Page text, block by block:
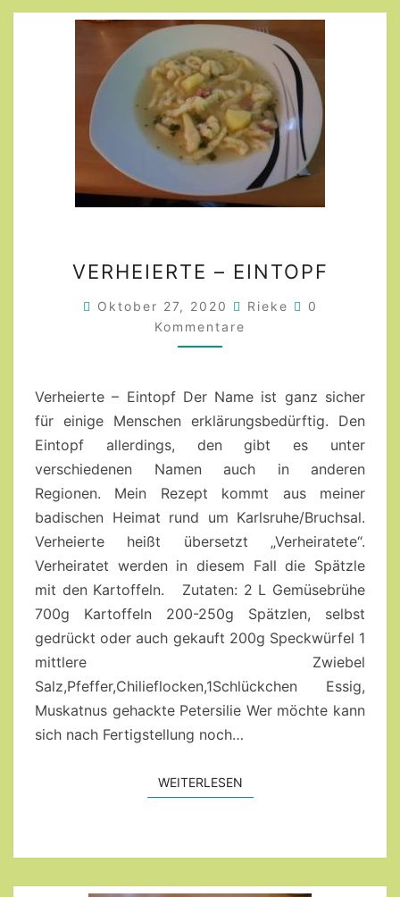
–
EINTOPF
VERHEIERTE – EINTOPF
Oktober 27, 2020 Rieke Kommentare
0
Kommentare
Verheierte – Eintopf Der Name ist ganz sicher
für einige Menschen erklärungsbedürftig. Den
Eintopf allerdings, den gibt es unter
verschiedenen Namen auch in anderen
Regionen. Mein Rezept kommt aus meiner
badischen Heimat rund um Karlsruhe/Bruchsal.
Verheierte heißt übersetzt „Verheiratete“.
Verheiratet werden in diesem Fall die Spätzle
mit den Kartoffeln. Zutaten: 2 L Gemüsebrühe
700g Kartoffeln 200-250g Spätzlen, selbst
gedrückt oder auch gekauft 200g Speckwürfel 1
mittlere Zwiebel
Salz,Pfeffer,Chilieflocken,1Schlückchen Essig,
Muskatnus gehackte Petersilie Wer möchte kann
sich nach Fertigstellung noch…
WEITERLESENWEITERLESEN